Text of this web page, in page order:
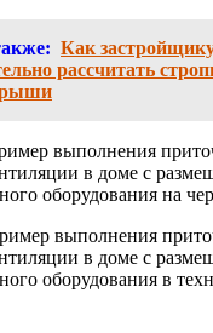
Как
рассчитать
выполнения
в доме с
оборудования на
выполнения
в доме с
оборудования в